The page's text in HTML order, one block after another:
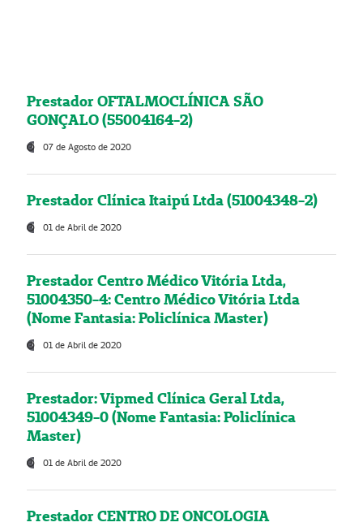
Prestador OFTALMOCLÍNICA SÃO
GONÇALO (55004164-2)
07 de Agosto de 2020
Prestador Clínica Itaipú Ltda (51004348-2)
01 de Abril de 2020
Prestador Centro Médico Vitória Ltda,
51004350-4: Centro Médico Vitória Ltda
(Nome Fantasia: Policlínica Master)
01 de Abril de 2020
Prestador: Vipmed Clínica Geral Ltda,
51004349-0 (Nome Fantasia: Policlínica
Master)
01 de Abril de 2020
Prestador CENTRO DE ONCOLOGIA